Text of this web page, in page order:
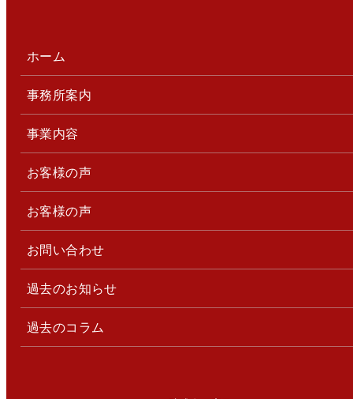
ホーム
事務所案内
事業内容
お客様の声
お客様の声
お問い合わせ
過去のお知らせ
過去のコラム